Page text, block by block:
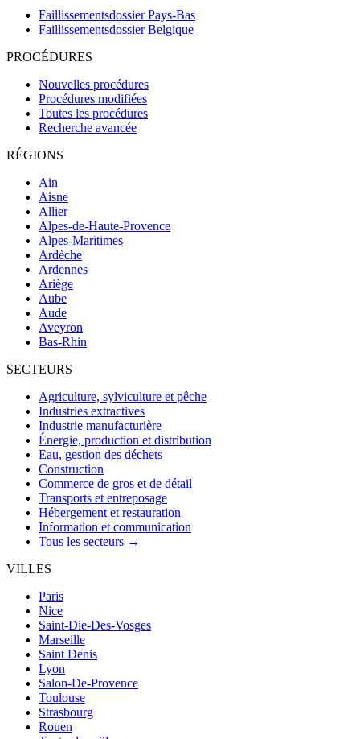
Faillissementsdossier Pays-Bas
Faillissementsdossier Belgique
PROCÉDURES
Nouvelles procédures
Procédures modifiées
Toutes les procédures
Recherche avancée
RÉGIONS
Ain
Aisne
Allier
Alpes-de-Haute-Provence
Alpes-Maritimes
Ardèche
Ardennes
Ariège
Aube
Aude
Aveyron
Bas-Rhin
SECTEURS
Agriculture, sylviculture et pêche
Industries extractives
Industrie manufacturière
Énergie, production et distribution
Eau, gestion des déchets
Construction
Commerce de gros et de détail
Transports et entreposage
Hébergement et restauration
Information et communication
Tous les secteurs →
VILLES
Paris
Nice
Saint-Die-Des-Vosges
Marseille
Saint Denis
Lyon
Salon-De-Provence
Toulouse
Strasbourg
Rouen